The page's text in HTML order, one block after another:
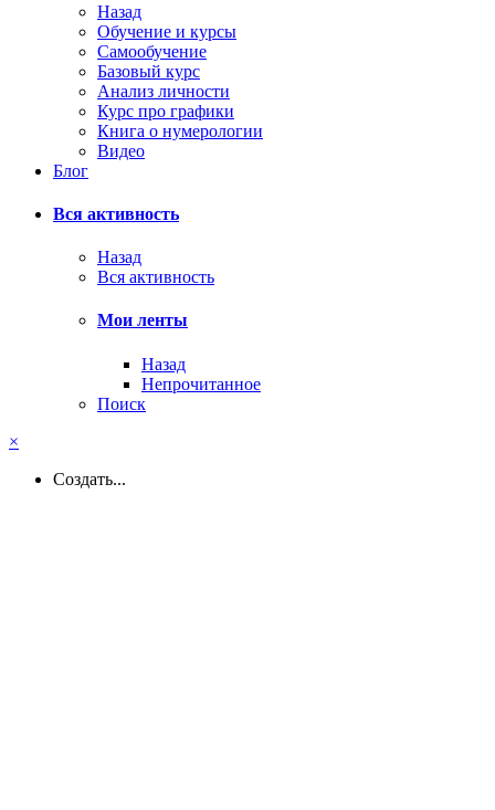
Назад
Обучение и курсы
Самообучение
Базовый курс
Анализ личности
Курс про графики
Книга о нумерологии
Видео
Блог
Вся активность
Назад
Вся активность
Мои ленты
Назад
Непрочитанное
Поиск
×
Создать...